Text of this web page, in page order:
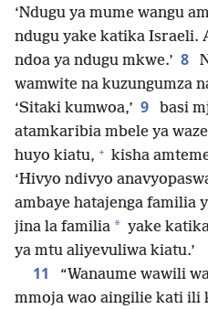
‘Ndugu ya mume wangu
ndugu yake katika Israeli.
ndoa ya ndugu mkwe.’ 8
wamwite na kuzungumza
‘Sitaki kumwoa,’ 9
basi
atamkaribia mbele ya
huyo kiatu, + kisha
‘Hivyo ndivyo
ambaye hatajenga familia
jina la familia * yake
ya mtu aliyevuliwa kiatu.’
11
“Wanaume wawili
mmoja wao aingilie kati ili